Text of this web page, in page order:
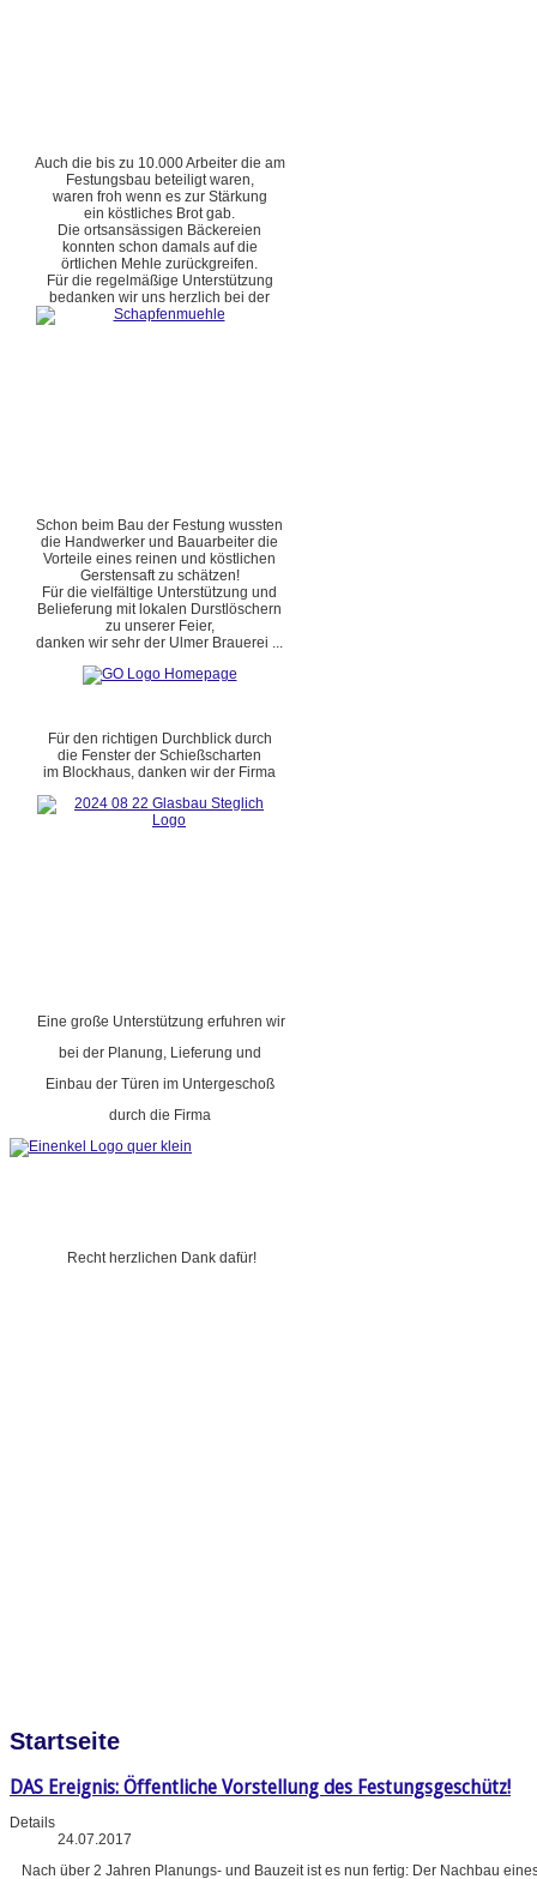
Auch die bis zu 10.000 Arbeiter die am
Festungsbau beteiligt waren,
waren froh wenn es zur Stärkung
ein köstliches Brot gab.
Die ortsansässigen Bäckereien
konnten schon damals auf die
örtlichen Mehle zurückgreifen.
Für die regelmäßige Unterstützung
bedanken wir uns herzlich bei der
Schon beim Bau der Festung wussten
die Handwerker und Bauarbeiter die
Vorteile eines reinen und köstlichen
Gerstensaft zu schätzen!
Für die vielfältige Unterstützung und
Belieferung mit lokalen Durstlöschern
zu unserer Feier,
danken wir sehr der Ulmer Brauerei ...
Für den richtigen Durchblick durch
die Fenster der Schießscharten
im Blockhaus, danken wir der Firma
Eine große Unterstützung erfuhren wir
bei der Planung, Lieferung und
Einbau der Türen im Untergeschoß
durch die Firma
Recht herzlichen Dank dafür!
Startseite
DAS Ereignis: Öffentliche Vorstellung des Festungsgeschütz!
Details
24.07.2017
Nach über 2 Jahren Planungs- und Bauzeit ist es nun fertig: Der Nachbau